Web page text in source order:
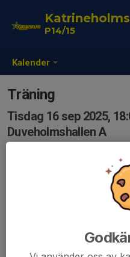
Kalender
P14/15
Träning
Tisdag 16 sep 2025,
Duveholmshallen A